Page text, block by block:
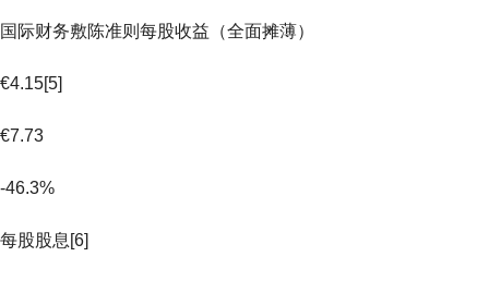
国际财务敷陈准则每股收益（全面摊薄）
€4.15[5]
€7.73
-46.3%
每股股息[6]